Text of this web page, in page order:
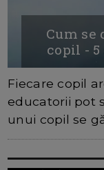
Cum se
copil -
Fiecare copil
educatorii pot
unui copil se